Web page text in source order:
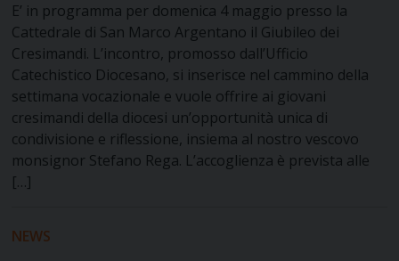
E’ in programma per domenica 4 maggio presso la
Cattedrale di San Marco Argentano il Giubileo dei
Cresimandi. L’incontro, promosso dall’Ufficio
Catechistico Diocesano, si inserisce nel cammino della
settimana vocazionale e vuole offrire ai giovani
cresimandi della diocesi un’opportunità unica di
condivisione e riflessione, insiema al nostro vescovo
monsignor Stefano Rega. L’accoglienza è prevista alle
[…]
NEWS